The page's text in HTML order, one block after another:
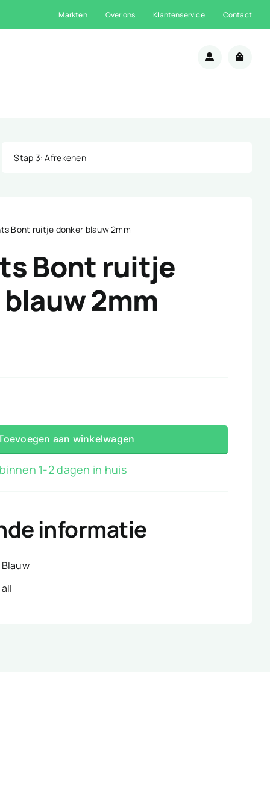
Markten Over ons Klantenservice Contact
Stap 3: Afrekenen
Bont ruitje donker blauw 2mm
Bont ruitje
2mm
aan winkelwagen
1-2 dagen in huis
informatie
Blauw
all